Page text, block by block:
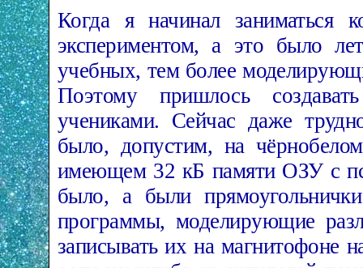
Когда я начинал заниматься
экспериментом, а это было
учебных, тем более
Поэтому пришлось
учениками. Сейчас даже
было, допустим, на
имеющем 32 кБ памяти ОЗУ с
было, а были
программы, моделирующие
записывать их на магнитофоне